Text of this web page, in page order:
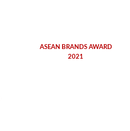
ASEAN BRANDS AWARD
2021